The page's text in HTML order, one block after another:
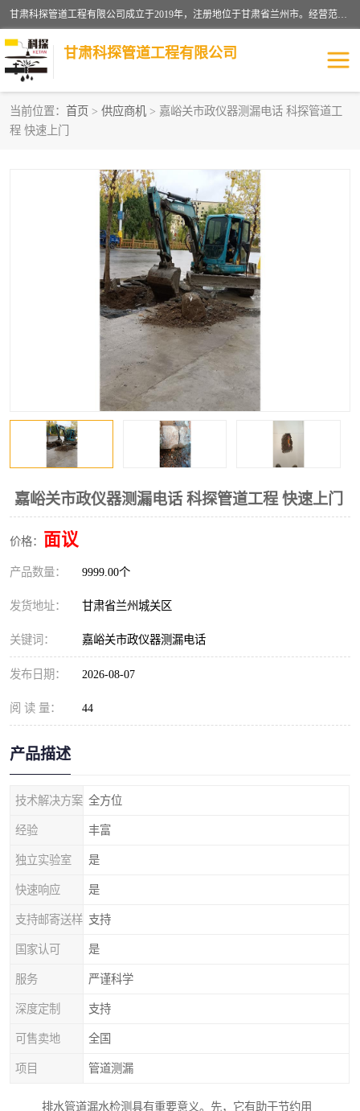
甘肃科探管道工程有限公司成立于2019年，注册地位于甘肃省兰州市。经营范围包括管道安装、清洗、疏通、维修、检测，防水工程，工程钻孔，化粪池清理，暖气安装，给排水管道安装维修，室内外管道如消防、供水、供热管道漏水检测定位，室内外防水堵漏等。
甘肃科探管道工程有限公司
当前位置： 首页 > 供应商机 > 嘉峪关市政仪器测漏电话 科探管道工
程 快速上门
嘉峪关市政仪器测漏电话 科探管道工程 快速上门
价格： 面议
产品数量： 9999.00个
发货地址： 甘肃省兰州城关区
关键词： 嘉峪关市政仪器测漏电话
发布日期： 2026-08-07
阅 读 量： 44
产品描述
技术解决方案 全方位
经验 丰富
独立实验室 是
快速响应 是
支持邮寄送样 支持
国家认可 是
服务 严谨科学
深度定制 支持
可售卖地 全国
项目 管道测漏
排水管道漏水检测具有重要意义。先，它有助于节约用
管道安装维修
漏水检查维修 消防管道漏水
供热管道漏水 排水管道漏水
自来水管漏水 管道疏通
高压车疏通清淤